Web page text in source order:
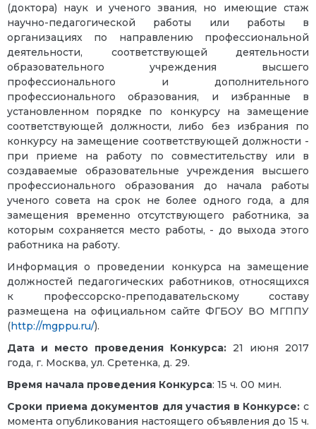
(доктора) наук и ученого звания, но имеющие стаж
научно-педагогической работы или работы в
организациях по направлению профессиональной
деятельности, соответствующей деятельности
образовательного учреждения высшего
профессионального и дополнительного
профессионального образования, и избранные в
установленном порядке по конкурсу на замещение
соответствующей должности, либо без избрания по
конкурсу на замещение соответствующей должности -
при приеме на работу по совместительству или в
создаваемые образовательные учреждения высшего
профессионального образования до начала работы
ученого совета на срок не более одного года, а для
замещения временно отсутствующего работника, за
которым сохраняется место работы, - до выхода этого
работника на работу.
Информация о проведении конкурса на замещение
должностей педагогических работников, относящихся
к профессорско-преподавательскому составу
размещена на официальном сайте ФГБОУ ВО МГППУ
(http://mgppu.ru/).
Дата и место проведения Конкурса: 21 июня 2017
года, г. Москва, ул. Сретенка, д. 29.
Время начала проведения Конкурса: 15 ч. 00 мин.
Сроки приема документов для участия в Конкурсе: с
момента опубликования настоящего объявления до 15 ч.